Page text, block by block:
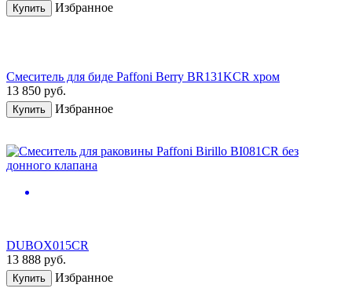
Купить Избранное
Смеситель для биде Paffoni Berry BR131KCR хром
13 850 руб.
Купить Избранное
DUBOX015CR
13 888 руб.
Купить Избранное